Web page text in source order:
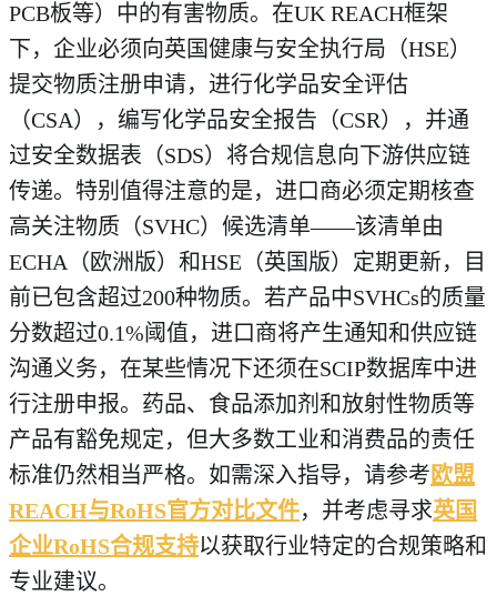
PCB板等）中的有害物质。在UK REACH框架
下，企业必须向英国健康与安全执行局（HSE）
提交物质注册申请，进行化学品安全评估
（CSA），编写化学品安全报告（CSR），并通
过安全数据表（SDS）将合规信息向下游供应链
传递。特别值得注意的是，进口商必须定期核查
高关注物质（SVHC）候选清单——该清单由
ECHA（欧洲版）和HSE（英国版）定期更新，目
前已包含超过200种物质。若产品中SVHCs的质量
分数超过0.1%阈值，进口商将产生通知和供应链
沟通义务，在某些情况下还须在SCIP数据库中进
行注册申报。药品、食品添加剂和放射性物质等
产品有豁免规定，但大多数工业和消费品的责任
标准仍然相当严格。如需深入指导，请参考欧盟
REACH与RoHS官方对比文件，并考虑寻求英国
企业RoHS合规支持以获取行业特定的合规策略和
专业建议。